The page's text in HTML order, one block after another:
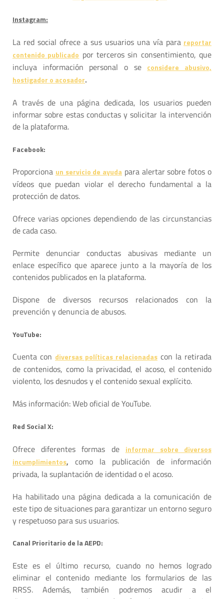
Instagram:
La red social ofrece a sus usuarios una vía para reportar
contenido publicado por terceros sin consentimiento, que
incluya información personal o se considere abusivo,
hostigador o acosador.
A través de una página dedicada, los usuarios pueden
informar sobre estas conductas y solicitar la intervención
de la plataforma.
Facebook:
Proporciona un servicio de ayuda para alertar sobre fotos o
vídeos que puedan violar el derecho fundamental a la
protección de datos.
Ofrece varias opciones dependiendo de las circunstancias
de cada caso.
Permite denunciar conductas abusivas mediante un
enlace específico que aparece junto a la mayoría de los
contenidos publicados en la plataforma.
Dispone de diversos recursos relacionados con la
prevención y denuncia de abusos.
YouTube:
Cuenta con diversas políticas relacionadas con la retirada
de contenidos, como la privacidad, el acoso, el contenido
violento, los desnudos y el contenido sexual explícito.
Más información: Web oficial de YouTube.
Red Social X:
Ofrece diferentes formas de
informar sobre diversos
incumplimientos,
como la publicación de información
privada, la suplantación de identidad o el acoso.
Ha habilitado una página dedicada a la comunicación de
este tipo de situaciones para garantizar un entorno seguro
y respetuoso para sus usuarios.
Canal Prioritario de la AEPD:
Este es el último recurso, cuando no hemos logrado
eliminar el contenido mediante los formularios de las
RRSS. Además, también podremos acudir a el